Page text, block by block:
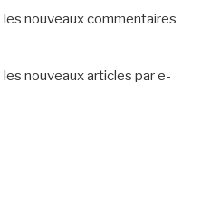
nouveaux commentaires
nouveaux articles par e-